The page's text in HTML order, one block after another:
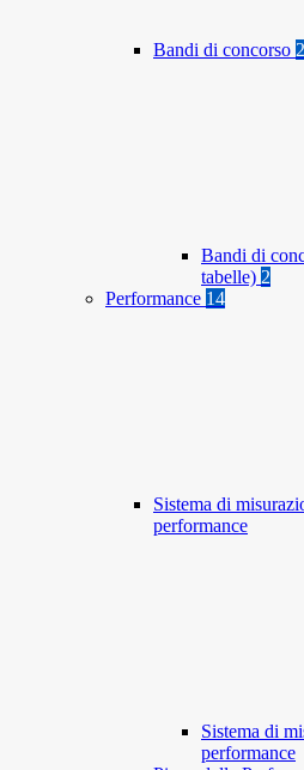
Bandi di concorso
Bandi di
tabelle) 2
Performance 14
Sistema di
performance
Sistema di
performance